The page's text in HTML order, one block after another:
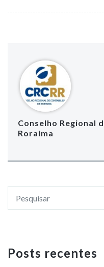
Conselho Regional
Roraima
Posts recentes